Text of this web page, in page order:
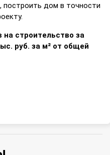
построить дом в точности
на строительство за
руб. за м² от общей